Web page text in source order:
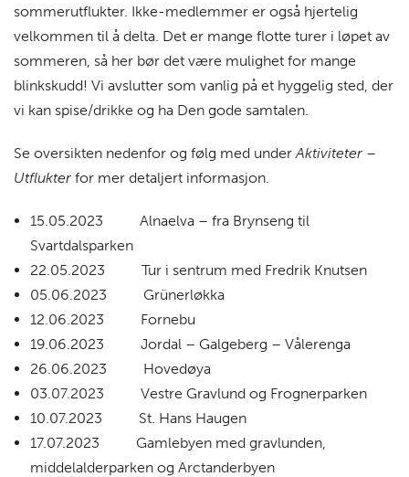
sommerutflukter. Ikke-medlemmer er også hjertelig
velkommen til å delta. Det er mange flotte turer i løpet av
sommeren, så her bør det være mulighet for mange
blinkskudd! Vi avslutter som vanlig på et hyggelig sted, der
vi kan spise/drikke og ha Den gode samtalen.
Se oversikten nedenfor og følg med under Aktiviteter –
Utflukter for mer detaljert informasjon.
15.05.2023 Alnaelva – fra Brynseng til
Svartdalsparken
22.05.2023 Tur i sentrum med Fredrik Knutsen
05.06.2023 Grünerløkka
12.06.2023 Fornebu
19.06.2023 Jordal – Galgeberg – Vålerenga
26.06.2023 Hovedøya
03.07.2023 Vestre Gravlund og Frognerparken
10.07.2023 St. Hans Haugen
17.07.2023 Gamlebyen med gravlunden,
middelalderparken og Arctanderbyen